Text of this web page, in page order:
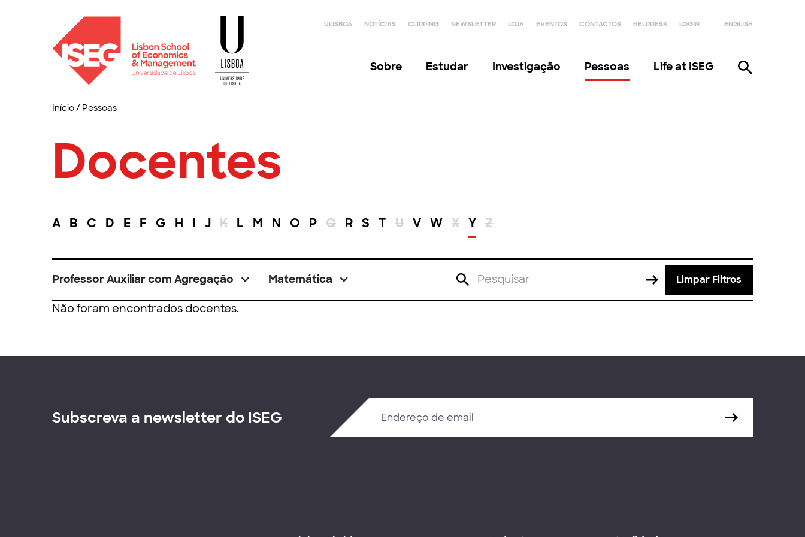
ULISBOA NOTÍCIAS CLIPPING NEWSLETTER LOJA EVENTOS CONTACTOS HELPDESK LOGIN ENGLISH
Sobre Estudar Investigação Pessoas Life at ISEG
Início/ Pessoas
Docentes
A B C D E F G H I J K L M N O P Q R S T U V W X Y Z
Professor Auxiliar com Agregação Matemática Limpar Filtros
Não foram encontrados docentes.
Subscreva a newsletter do ISEG